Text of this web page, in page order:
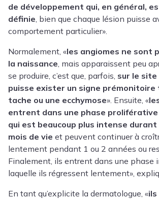
de développement qui, en général,
définie, bien que chaque lésion puisse
comportement particulier».
Normalement, «les angiomes ne sont
la naissance, mais apparaissent peu
se produire, c’est que, parfois, sur le site
puisse exister un signe prémonitoire
tache ou une ecchymose». Ensuite, «
entrent dans une phase proliférative
qui est beaucoup plus intense
mois de vie et peuvent continuer à
lentement pendant 1 ou 2 années ou
Finalement, ils entrent dans une phase
laquelle ils régressent lentement»,
En tant qu’explicite la dermatologue, «